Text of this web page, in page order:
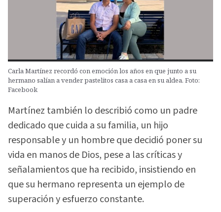
Carla Martínez recordó con emoción los años en que junto a su
hermano salían a vender pastelitos casa a casa en su aldea. Foto:
Facebook
Martínez también lo describió como un padre
dedicado que cuida a su familia, un hijo
responsable y un hombre que decidió poner su
vida en manos de Dios, pese a las críticas y
señalamientos que ha recibido, insistiendo en
que su hermano representa un ejemplo de
superación y esfuerzo constante.